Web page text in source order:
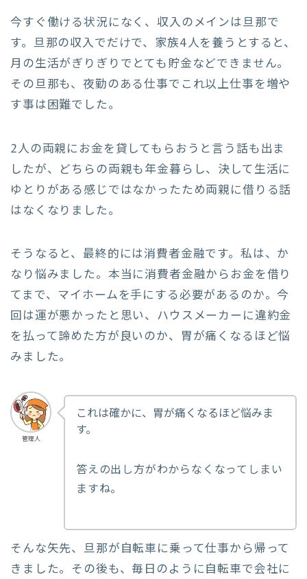
今すぐ働ける状況になく、収入のメインは旦那で
す。旦那の収入でだけで、家族4人を養うとすると、
月の生活がぎりぎりでとても貯金などできません。
その旦那も、夜勤のある仕事でこれ以上仕事を増や
す事は困難でした。
2人の両親にお金を貸してもらおうと言う話も出ま
したが、どちらの両親も年金暮らし、決して生活に
ゆとりがある感じではなかったため両親に借りる話
はなくなりました。
そうなると、最終的には消費者金融です。私は、か
なり悩みました。本当に消費者金融からお金を借り
てまで、マイホームを手にする必要があるのか。今
回は運が悪かったと思い、ハウスメーカーに違約金
を払って諦めた方が良いのか、胃が痛くなるほど悩
みました。
管理人
これは確かに、胃が痛くなるほど悩みま
す。
答えの出し方がわからなくなってしまい
ますね。
そんな矢先、旦那が自転車に乗って仕事から帰って
きました。その後も、毎日のように自転車で会社に